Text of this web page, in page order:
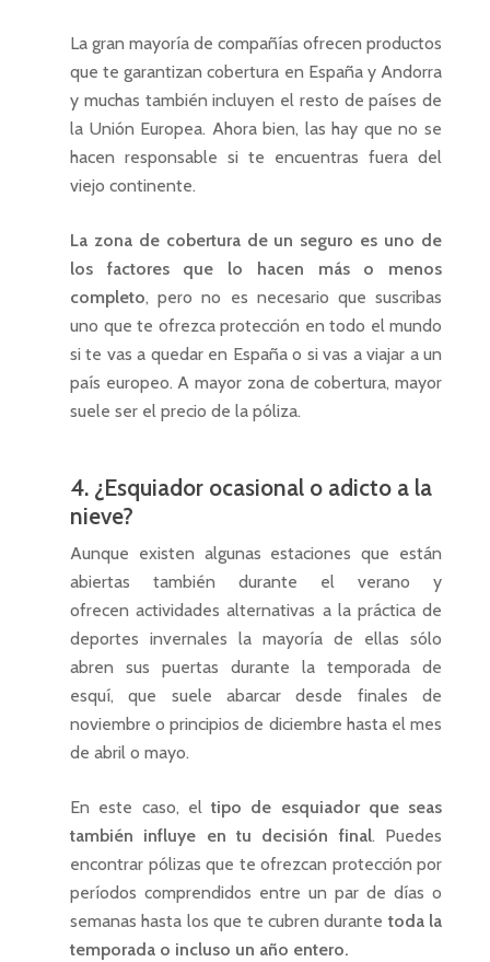
La gran mayoría de compañías ofrecen productos
que te garantizan cobertura en España y Andorra
y muchas también incluyen el resto de países de
la Unión Europea. Ahora bien, las hay que no se
hacen responsable si te encuentras fuera del
viejo continente.
La zona de cobertura de un seguro es uno de
los factores que lo hacen más o menos
completo, pero no es necesario que suscribas
uno que te ofrezca protección en todo el mundo
si te vas a quedar en España o si vas a viajar a un
país europeo. A mayor zona de cobertura, mayor
suele ser el precio de la póliza.
4. ¿Esquiador ocasional o adicto a la
nieve?
Aunque existen algunas estaciones que están
abiertas también durante el verano y
ofrecen actividades alternativas a la práctica de
deportes invernales la mayoría de ellas sólo
abren sus puertas durante la temporada de
esquí, que suele abarcar desde finales de
noviembre o principios de diciembre hasta el mes
de abril o mayo.
En este caso, el tipo de esquiador que seas
también influye en tu decisión final. Puedes
encontrar pólizas que te ofrezcan protección por
períodos comprendidos entre un par de días o
semanas hasta los que te cubren durante toda la
temporada o incluso un año entero.